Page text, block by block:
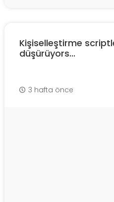
Kişiselleştirme
düşürüyors...
3 hafta önce